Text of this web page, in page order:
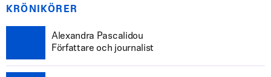
KRÖNIKÖRER
Alexandra Pascalidou
Författare och journalist